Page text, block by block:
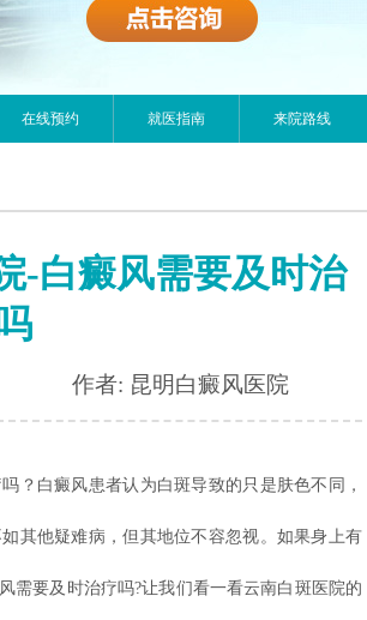
在线预约 就医指南 来院路线
-白癜风需要及时治
作者: 昆明白癜风医院
白癜风患者认为白斑导致的只是肤色不同，
其他疑难病，但其地位不容忽视。如果身上有
需要及时治疗吗?让我们看一看云南白斑医院的